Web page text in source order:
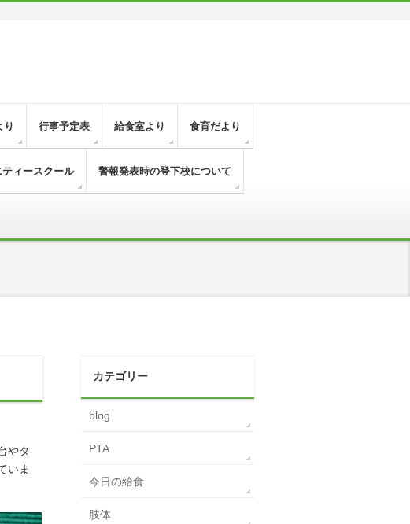
り 行事予定表 給食室より 食育だより
ティースクール 警報発表時の登下校について
やタ
いま
カテゴリー
blog
PTA
今日の給食
肢体